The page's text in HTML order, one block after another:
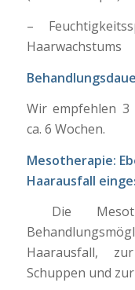
–
Haarwachstums
Wir empfehlen 3
ca. 6 Wochen.
Mesotherapie:
Haarausfall
Die
Haarausfall,
Schuppen und